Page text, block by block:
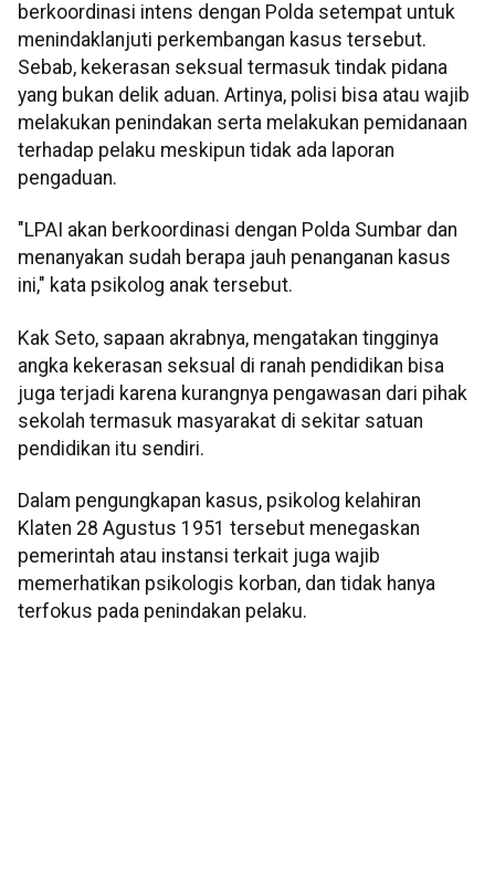
berkoordinasi intens dengan Polda setempat untuk
menindaklanjuti perkembangan kasus tersebut.
Sebab, kekerasan seksual termasuk tindak pidana
yang bukan delik aduan. Artinya, polisi bisa atau wajib
melakukan penindakan serta melakukan pemidanaan
terhadap pelaku meskipun tidak ada laporan
pengaduan.
"LPAI akan berkoordinasi dengan Polda Sumbar dan
menanyakan sudah berapa jauh penanganan kasus
ini," kata psikolog anak tersebut.
Kak Seto, sapaan akrabnya, mengatakan tingginya
angka kekerasan seksual di ranah pendidikan bisa
juga terjadi karena kurangnya pengawasan dari pihak
sekolah termasuk masyarakat di sekitar satuan
pendidikan itu sendiri.
Dalam pengungkapan kasus, psikolog kelahiran
Klaten 28 Agustus 1951 tersebut menegaskan
pemerintah atau instansi terkait juga wajib
memerhatikan psikologis korban, dan tidak hanya
terfokus pada penindakan pelaku.